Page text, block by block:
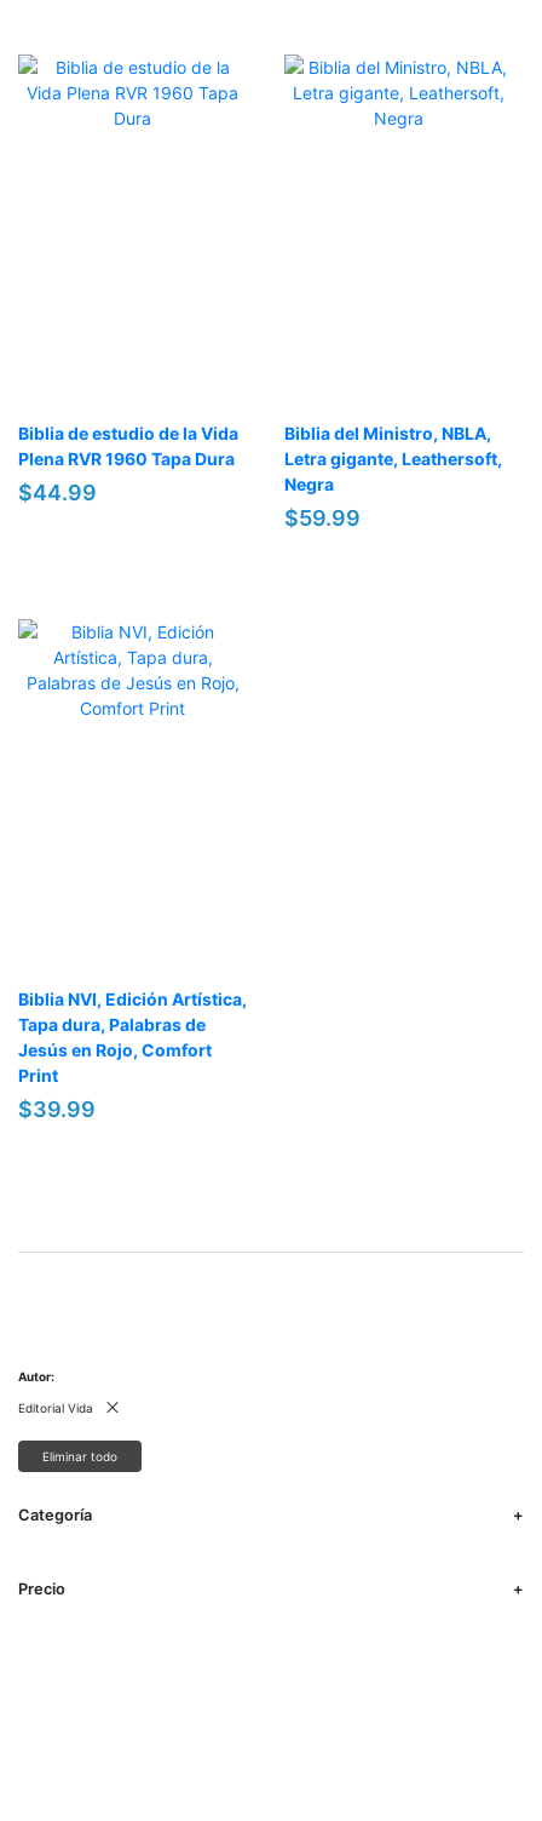
Biblia de estudio de la Vida
Plena RVR 1960 Tapa Dura
$44.99
Biblia del Ministro, NBLA,
Letra gigante, Leathersoft,
Negra
$59.99
Biblia NVI, Edición Artística,
Tapa dura, Palabras de
Jesús en Rojo, Comfort
Print
$39.99
Autor
Editorial Vida
Eliminar todo
Categoría
Precio